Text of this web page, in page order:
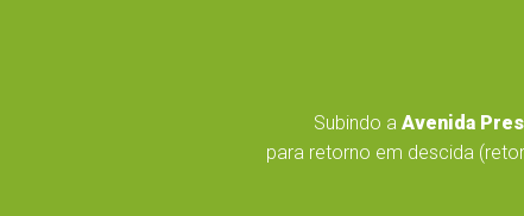
Subindo a Avenida
para retorno em descida